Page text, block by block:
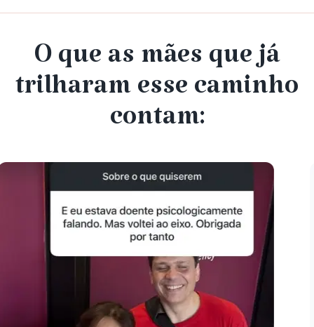
O que as mães que já
trilharam esse caminho
contam: